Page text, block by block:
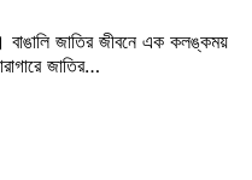
জাতির জীবনে এক কলঙ্কময়
জাতির…